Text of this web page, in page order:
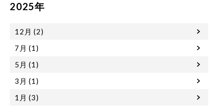
2025年
12月 (2)
7月 (1)
5月 (1)
3月 (1)
1月 (3)